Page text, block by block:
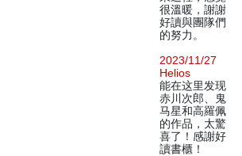
很溫暖，謝謝
好讀與團隊們
的努力。
2023/11/27
Helios
能在这里发现
赤川次郎、鬼
马星和高羅佩
的作品，太驚
喜了！感謝好
讀書櫃！